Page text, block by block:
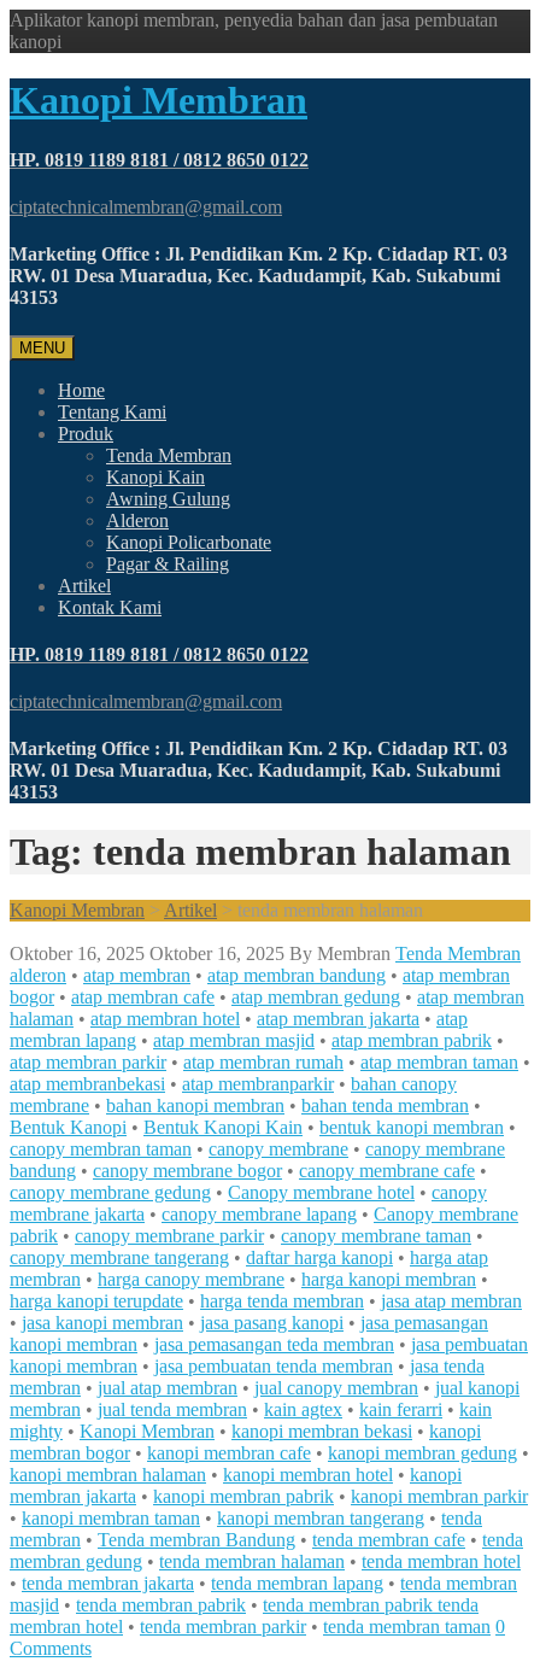
Aplikator kanopi membran, penyedia bahan dan jasa pembuatan
kanopi
Kanopi Membran
HP. 0819 1189 8181 / 0812 8650 0122
ciptatechnicalmembran@gmail.com
Marketing Office : Jl. Pendidikan Km. 2 Kp. Cidadap RT. 03
RW. 01 Desa Muaradua, Kec. Kadudampit, Kab. Sukabumi
43153
MENU
Home
Tentang Kami
Produk
Tenda Membran
Kanopi Kain
Awning Gulung
Alderon
Kanopi Policarbonate
Pagar & Railing
Artikel
Kontak Kami
HP. 0819 1189 8181 / 0812 8650 0122
ciptatechnicalmembran@gmail.com
Marketing Office : Jl. Pendidikan Km. 2 Kp. Cidadap RT. 03
RW. 01 Desa Muaradua, Kec. Kadudampit, Kab. Sukabumi
43153
Tag: tenda membran halaman
Kanopi Membran > Artikel > tenda membran halaman
Oktober 16, 2025 Oktober 16, 2025 By Membran Tenda Membran
alderon • atap membran • atap membran bandung • atap membran
bogor• atap membran cafe • atap membran gedung • atap membran
halaman • atap membran hotel • atap membran jakarta • atap
membran lapang • atap membran masjid • atap membran pabrik •
atap membran parkir• atap membran rumah • atap membran taman •
atap membranbekasi • atap membranparkir• bahan canopy
membrane • bahan kanopi membran • bahan tenda membran •
Bentuk Kanopi • Bentuk Kanopi Kain • bentuk kanopi membran •
canopy membran taman • canopy membrane • canopy membrane
bandung • canopy membrane bogor• canopy membrane cafe •
canopy membrane gedung • Canopy membrane hotel • canopy
membrane jakarta • canopy membrane lapang • Canopy membrane
pabrik • canopy membrane parkir• canopy membrane taman •
canopy membrane tangerang • daftar harga kanopi • harga atap
membran • harga canopy membrane • harga kanopi membran •
harga kanopi terupdate • harga tenda membran • jasa atap membran
• jasa kanopi membran • jasa pasang kanopi • jasa pemasangan
kanopi membran • jasa pemasangan teda membran • jasa pembuatan
kanopi membran • jasa pembuatan tenda membran • jasa tenda
membran • jual atap membran • jual canopy membran • jual kanopi
membran • jual tenda membran • kain agtex • kain ferarri • kain
mighty • Kanopi Membran • kanopi membran bekasi • kanopi
membran bogor• kanopi membran cafe • kanopi membran gedung •
kanopi membran halaman • kanopi membran hotel • kanopi
membran jakarta • kanopi membran pabrik • kanopi membran parkir
• kanopi membran taman • kanopi membran tangerang • tenda
membran • Tenda membran Bandung • tenda membran cafe • tenda
membran gedung • tenda membran halaman • tenda membran hotel
• tenda membran jakarta • tenda membran lapang • tenda membran
masjid • tenda membran pabrik • tenda membran pabrik tenda
membran hotel • tenda membran parkir• tenda membran taman 0
Comments